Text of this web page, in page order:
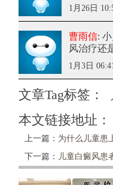
1月26日
曹雨信:
风治疗还
1月3日
文章Tag标签：
本文链接地址：
上一篇： 为什么儿童患
下一篇： 儿童白癜风患